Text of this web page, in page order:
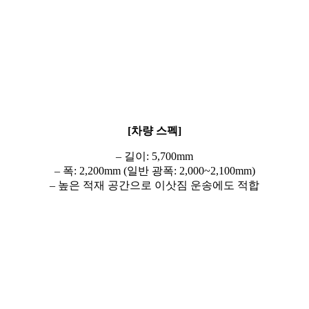
[차량 스펙]
– 길이: 5,700mm
– 폭: 2,200mm (일반 광폭: 2,000~2,100mm)
– 높은 적재 공간으로 이삿짐 운송에도 적합